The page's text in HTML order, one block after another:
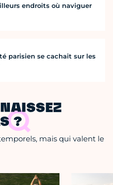
endroits où naviguer
parisien se cachait sur les
?
mais qui valent le